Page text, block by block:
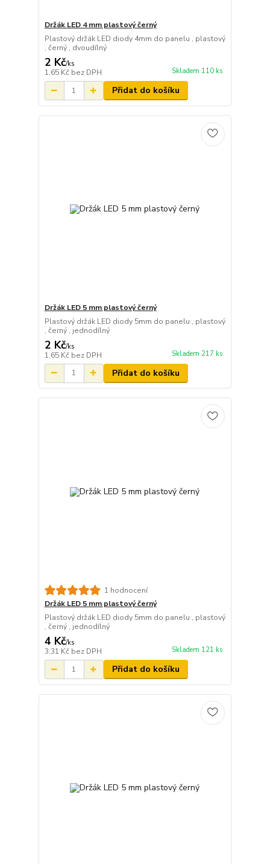
Držák LED 4 mm plastový černý
Plastový držák LED diody 4mm do panelu , plastový
, černý , dvoudílný
2 Kč/ks
1,65 Kč bez DPH Skladem 110 ks
Přidat do košíku
Držák LED 5 mm plastový černý
Plastový držák LED diody 5mm do panelu , plastový
, černý , jednodílný
2 Kč/ks
1,65 Kč bez DPH Skladem 217 ks
Přidat do košíku
1 hodnocení
Držák LED 5 mm plastový černý
Plastový držák LED diody 5mm do panelu , plastový
, černý , jednodílný
4 Kč/ks
3,31 Kč bez DPH Skladem 121 ks
Přidat do košíku